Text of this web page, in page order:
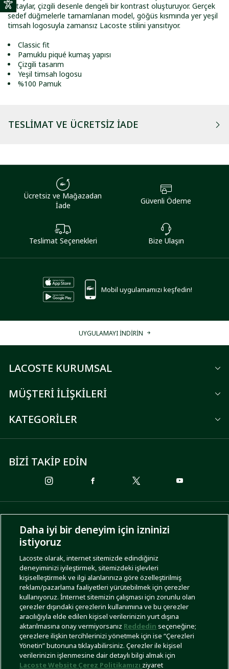
detaylar, çizgili desenle dengeli bir kontrast oluşturuyor. Gerçek
sedef düğmelerle tamamlanan model, göğüs kısmında yer yeşil
timsah logosuyla zamansız Lacoste stilini yansıtıyor.
Classic fit
Pamuklu piqué kumaş yapısı
Çizgili tasarım
Yeşil timsah logosu
%100 Pamuk
TESLIMAT VE ÜCRETSIZ İADE
Ücretsiz ve Mağazadan
İade
Güvenli Ödeme
Teslimat Seçenekleri Bize Ulaşın
Mobil uygulamamızı keşfedin!
UYGULAMAYI İNDİRİN
LACOSTE KURUMSAL
MÜŞTERİ İLİŞKİLERİ
KATEGORİLER
BİZİ TAKİP EDİN
ÖDEME SEÇENEKLERİ
KARGO SEÇENEKLERİ
İşlem RehberiSite HaritasıKullanım ŞartlarıGizlilik Politikası
Daha iyi bir deneyim için izninizi
istiyoruz
Lacoste olarak, internet sitemizde edindiğiniz
deneyiminizi iyileştirmek, sitemizdeki işlevleri
kişiselleştirmek ve ilgi alanlarınıza göre özelleştirilmiş
reklam/pazarlama faaliyetleri yürütebilmek için çerezler
kullanıyoruz. İnternet sitemizin çalışması için zorunlu olan
çerezler dışındaki çerezlerin kullanımına ve bu çerezler
aracılığıyla elde edilen kişisel verilerinizin yurt dışına
aktarılmasına onay vermiyorsanız Reddedin seçeneğine;
çerezlere ilişkin tercihlerinizi yönetmek için ise “Çerezleri
Yönetin” butonuna tıklayabilirsiniz. Çerezler ile kişisel
verilerinizin işlenmesine dair detaylı bilgi almak için
Lacoste Website Çerez Politikamızı ziyaret